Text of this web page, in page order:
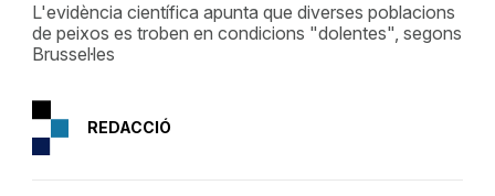
L'evidència científica apunta que diverses poblacions
de peixos es troben en condicions "dolentes", segons
Brussel·les
REDACCIÓ